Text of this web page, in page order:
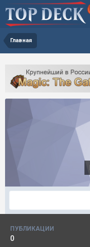
Главная
ПУБЛИКАЦИИ
0